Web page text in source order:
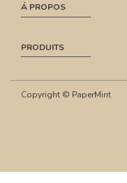
Á PROPOS
PRODUITS
Copyright © PaperMint